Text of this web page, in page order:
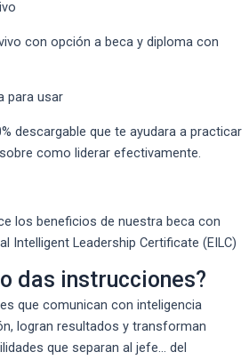
con opción a beca y diploma con
para usar
descargable que te ayudara a practicar
como liderar efectivamente.
los beneficios de nuestra beca con
Intelligent Leadership Certificate (EILC)
das instrucciones?
que comunican con inteligencia
logran resultados y transforman
que separan al jefe… del